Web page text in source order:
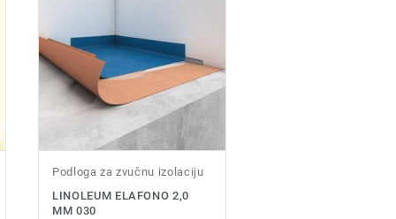
Podloga za zvučnu izolaciju
LINOLEUM ELAFONO 2,0
MM 030